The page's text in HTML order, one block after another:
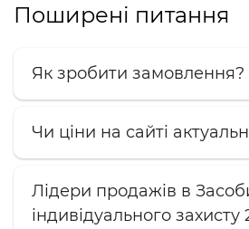
Поширені питання
Як зробити замовлення?
Чи ціни на сайті
Лідери продажів в
індивідуального захисту